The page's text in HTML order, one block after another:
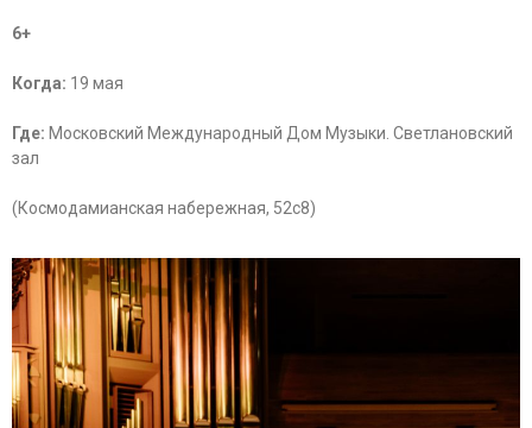
6+
Когда: 19 мая
Где: Московский Международный Дом Музыки. Светлановский
зал
(Космодамианская набережная, 52с8)